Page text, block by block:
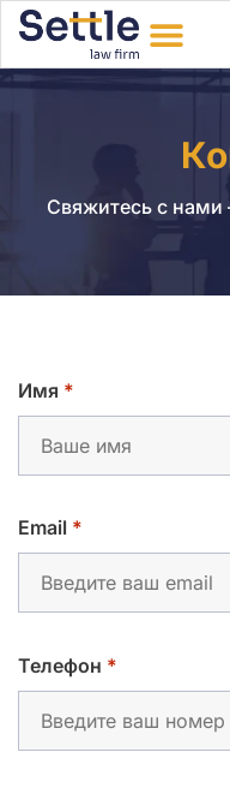
Свяжитесь с
Имя *
Email *
Телефон *